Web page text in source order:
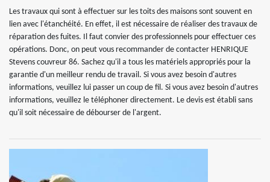
Les travaux qui sont à effectuer sur les toits des maisons sont souvent en
lien avec l'étanchéité. En effet, il est nécessaire de réaliser des travaux de
réparation des fuites. Il faut convier des professionnels pour effectuer ces
opérations. Donc, on peut vous recommander de contacter HENRIQUE
Stevens couvreur 86. Sachez qu'il a tous les matériels appropriés pour la
garantie d'un meilleur rendu de travail. Si vous avez besoin d'autres
informations, veuillez lui passer un coup de fil. Si vous avez besoin d'autres
informations, veuillez le téléphoner directement. Le devis est établi sans
qu'il soit nécessaire de débourser de l'argent.